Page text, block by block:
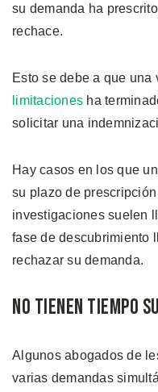
su demanda ha
rechace.
Esto se debe a que una
limitaciones ha
solicitar una
Hay casos en los que
su plazo de
investigaciones suelen
fase de descubrimiento
rechazar su demanda.
No Tienen Tiempo
Algunos abogados de
varias demandas